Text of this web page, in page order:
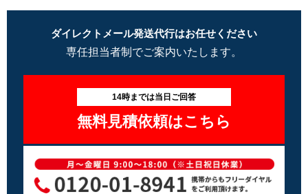
ダイレクトメール発送代行はお任せください
専任担当者制でご案内いたします。
14時までは当日ご回答
無料見積依頼はこちら